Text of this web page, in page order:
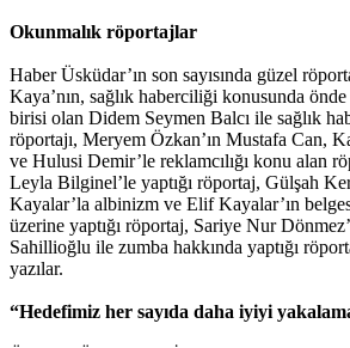
Okunmalık röportajlar
Haber Üsküdar’ın son sayısında güzel
Kaya’nın, sağlık haberciliği konusunda
birisi olan Didem Seymen Balcı ile sağlık
röportajı, Meryem Özkan’ın Mustafa Can,
ve Hulusi Demir’le reklamcılığı konu alan
Leyla Bilginel’le yaptığı röportaj, Gülşah
Kayalar’la albinizm ve Elif Kayalar’ın
üzerine yaptığı röportaj, Sariye Nur
Sahillioğlu ile zumba hakkında yaptığı
yazılar.
“Hedefimiz her sayıda daha iyiyi